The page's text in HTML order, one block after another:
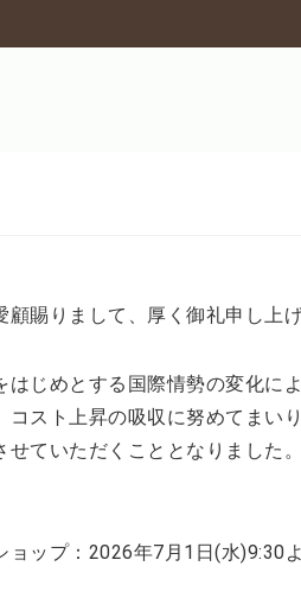
賜りまして、厚く御礼申し上げ
じめとする国際情勢の変化に
スト上昇の吸収に努めてまい
せていただくこととなりました
ョップ：2026年7月1日(水)9:30